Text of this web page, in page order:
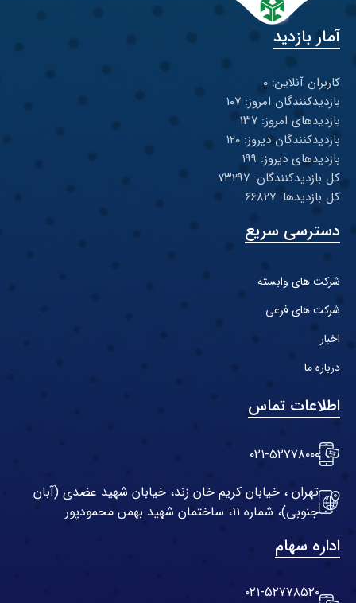
آمار بازدید
کاربران آنلاین: ۰
بازدیدکنندگان امروز: ۱۰۷
بازدیدهای امروز: ۱۳۷
بازدیدکنندگان دیروز: ۱۲۰
بازدیدهای دیروز: ۱۹۹
کل بازدیدکنند‌گان: ۷۳۲۹۷
کل بازدیدها: ۶۶۸۲۷
دسترسی سریع
شرکت های وابسته
شرکت های فرعی
اخبار
درباره ما
اطلاعات تماس
۰۲۱-۵۲۷۷۸۰۰۰
تهران ، خیابان کریم خان زند، خیابان شهید عضدی (آبان
جنوبی)، شماره ۱۱، ساختمان شهید بهمن محمودپور
اداره سهام
۰۲۱-۵۲۷۷۸۵۲۰